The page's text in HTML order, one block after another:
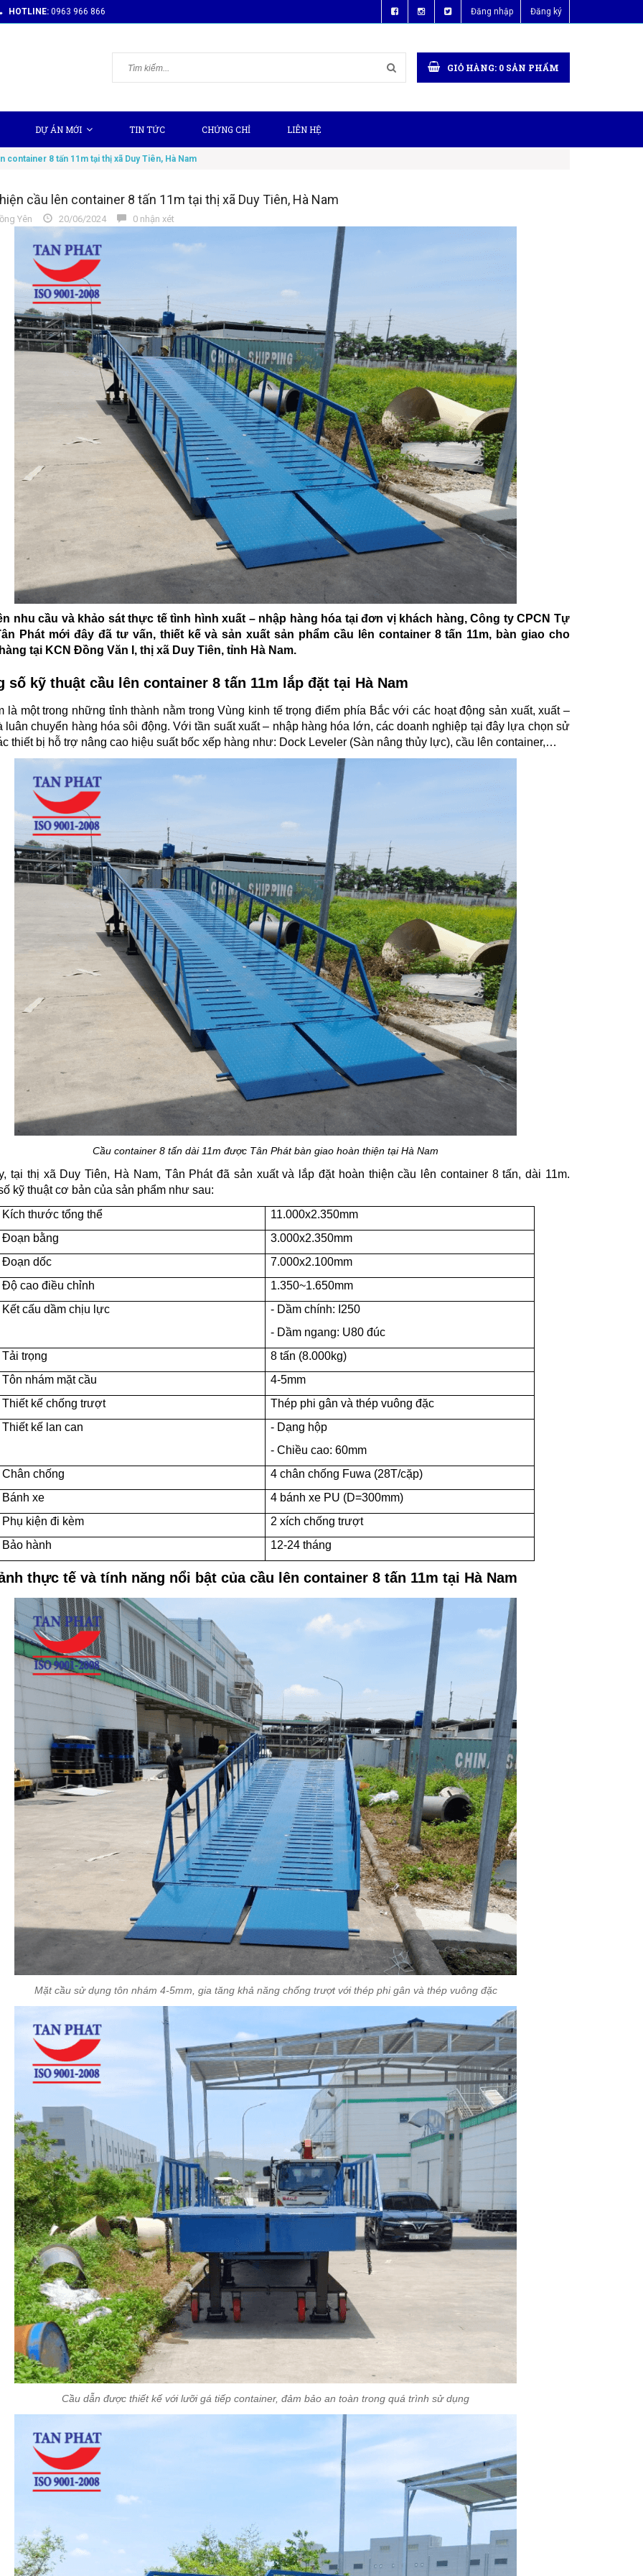
HOTLINE: 0963 966 866 Đăng nhập Đăng ký
GIỎ HÀNG: 0 SẢN PHẨM
DỰ ÁN MỚI TIN TỨC CHỨNG CHỈ LIÊN HỆ
container 8 tấn 11m tại thị xã Duy Tiên, Hà Nam
cầu lên container 8 tấn 11m tại thị xã Duy Tiên, Hà Nam
Yên 20/06/2024 0 nhận xét
nhu cầu và khảo sát thực tế tình hình xuất – nhập hàng hóa tại đơn vị khách hàng, Công ty CPCN Tự
Phát mới đây đã tư vấn, thiết kế và sản xuất sản phẩm cầu lên container 8 tấn 11m, bàn giao cho
tại KCN Đồng Văn I, thị xã Duy Tiên, tỉnh Hà Nam.
số kỹ thuật cầu lên container 8 tấn 11m lắp đặt tại Hà Nam
là một trong những tỉnh thành nằm trong Vùng kinh tế trọng điểm phía Bắc với các hoạt động sản xuất, xuất –
luân chuyển hàng hóa sôi động. Với tần suất xuất – nhập hàng hóa lớn, các doanh nghiệp tại đây lựa chọn sử
thiết bị hỗ trợ nâng cao hiệu suất bốc xếp hàng như: Dock Leveler (Sàn nâng thủy lực), cầu lên container,…
Cầu container 8 tấn dài 11m được Tân Phát bàn giao hoàn thiện tại Hà Nam
tại thị xã Duy Tiên, Hà Nam, Tân Phát đã sản xuất và lắp đặt hoàn thiện cầu lên container 8 tấn, dài 11m.
kỹ thuật cơ bản của sản phẩm như sau:
Kích thước tổng thể
11.000x2.350mm
Đoạn bằng
3.000x2.350mm
Đoạn dốc
7.000x2.100mm
Độ cao điều chỉnh
1.350~1.650mm
Kết cấu dầm chịu lực
- Dầm chính: I250
- Dầm ngang: U80 đúc
Tải trọng
8 tấn (8.000kg)
Tôn nhám mặt cầu
4-5mm
Thiết kế chống trượt
Thép phi gân và thép vuông đặc
Thiết kế lan can
- Dạng hộp
- Chiều cao: 60mm
Chân chống
4 chân chống Fuwa (28T/cặp)
Bánh xe
4 bánh xe PU (D=300mm)
Phụ kiện đi kèm
2 xích chống trượt
Bảo hành
12-24 tháng
thực tế và tính năng nổi bật của cầu lên container 8 tấn 11m tại Hà Nam
Mặt cầu sử dụng tôn nhám 4-5mm, gia tăng khả năng chống trượt với thép phi gân và thép vuông đặc
Cầu dẫn được thiết kế với lưỡi gá tiếp container, đảm bảo an toàn trong quá trình sử dụng